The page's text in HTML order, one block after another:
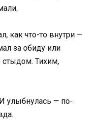
как что-то внутри —
за обиду или
стыдом. Тихим,
улыбнулась — по-